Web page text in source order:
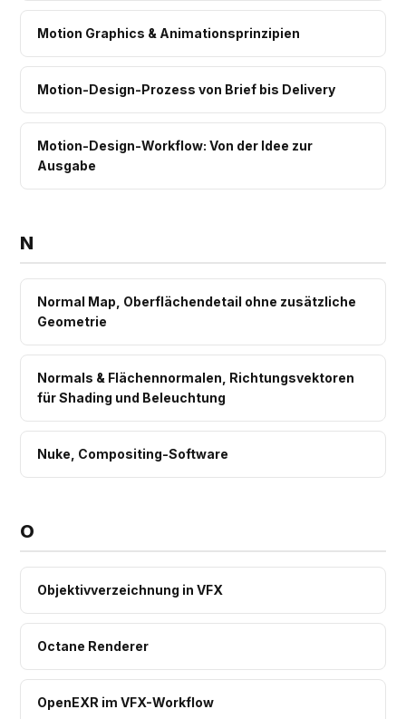
Motion Graphics & Animationsprinzipien
Motion-Design-Prozess von Brief bis Delivery
Motion-Design-Workflow: Von der Idee zur
Ausgabe
N
Normal Map, Oberflächendetail ohne zusätzliche
Geometrie
Normals & Flächennormalen, Richtungsvektoren
für Shading und Beleuchtung
Nuke, Compositing-Software
O
Objektivverzeichnung in VFX
Octane Renderer
OpenEXR im VFX-Workflow